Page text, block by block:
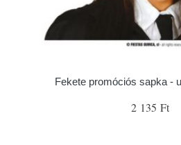
Fekete promóciós sapka -
2 135 Ft